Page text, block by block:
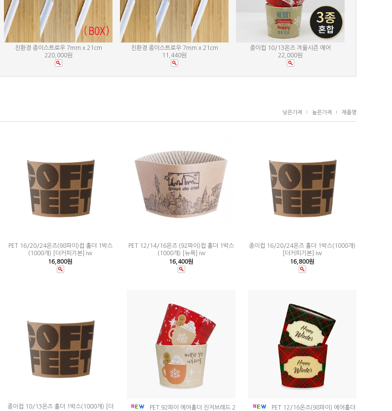
친환경 종이스트로우 7mm x 21cm
220,000원
친환경 종이스트로우 7mm x 21cm
11,440원
종이컵 10/13온즈 겨울시즌 에어
22,000원
낮은가격 높은가격 제품명
PET 16/20/24온즈(98파이)컵 홀더 1박스
(1000개) [더커피기본] iw
16,800원
PET 12/14/16온즈 (92파이)컵 홀더 1박스
(1000개) [뉴욕] iw
16,400원
종이컵 16/20/24온즈 홀더 1박스(1000개)
[더커피기본] iw
16,800원
종이컵 10/13온즈 홀더 1박스(1000개) [더
PET 92파이 에어홀더 진저브레드 2
PET 12/16온즈(98파이) 에어홀더